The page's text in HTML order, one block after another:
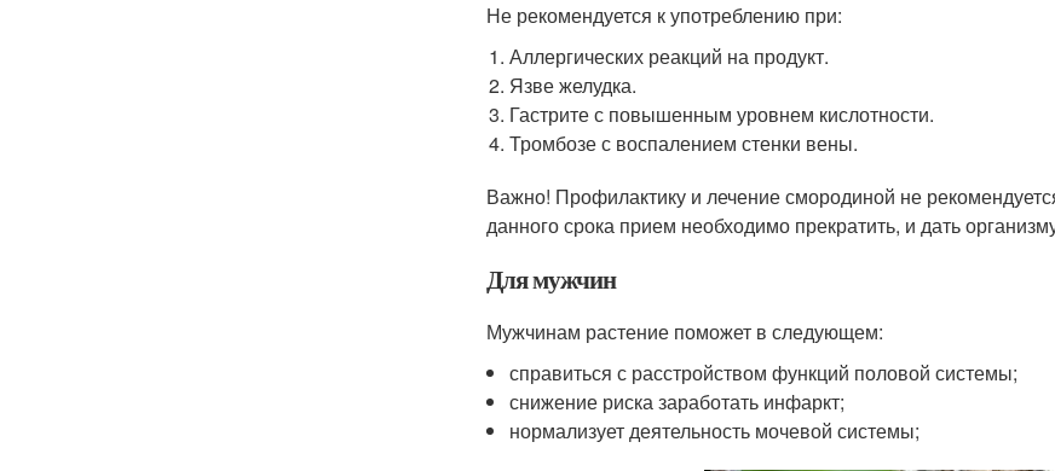
Не рекомендуется к употреблению при:
Аллергических реакций на продукт.
Язве желудка.
Гастрите с повышенным уровнем кислотности.
Тромбозе с воспалением стенки вены.
Важно! Профилактику и лечение смородиной не
данного срока прием необходимо прекратить, и дать
Для мужчин
Мужчинам растение поможет в следующем:
справиться с расстройством функций половой системы;
снижение риска заработать инфаркт;
нормализует деятельность мочевой системы;